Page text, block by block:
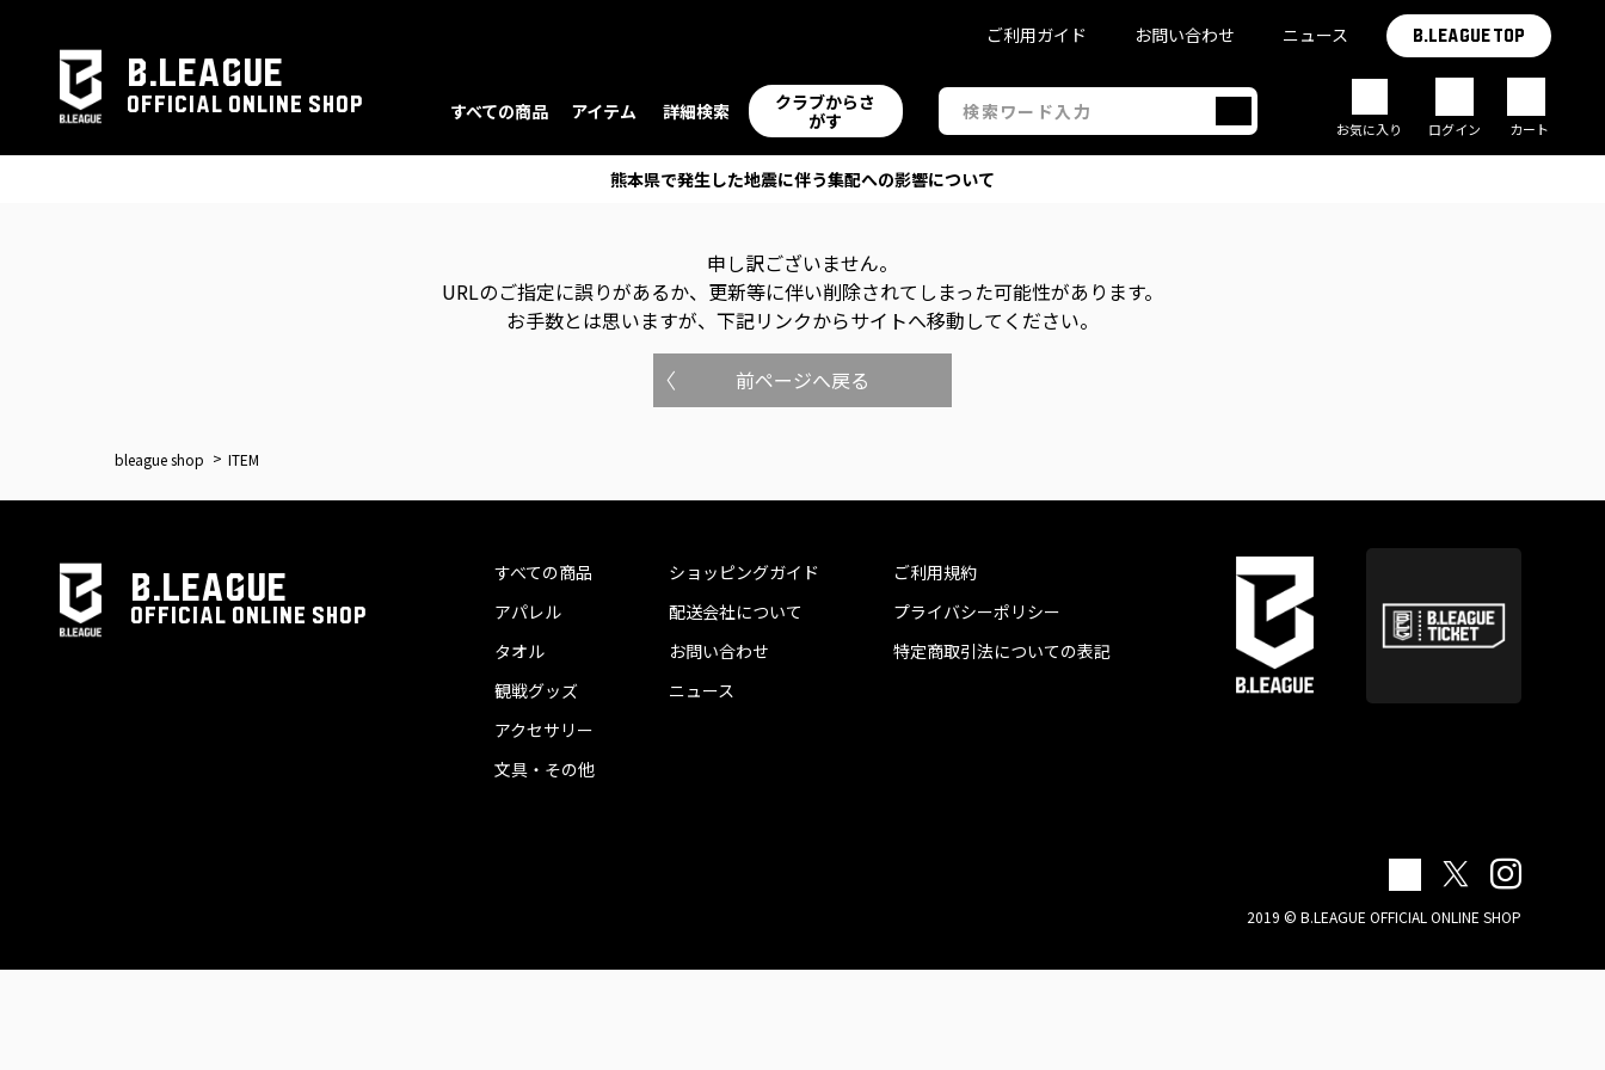
B.LEAGUE
OFFICIAL ONLINE SHOP すべての商品 アイテム 詳細検索
クラブからさ
がす
ご利用ガイド お問い合わせ ニュース B.LEAGUE TOP
お気に入り ログイン カート
熊本県で発生した地震に伴う集配への影響について
申し訳ございません。
URLのご指定に誤りがあるか、更新等に伴い削除されてしまった可能性があります。
お手数とは思いますが、下記リンクからサイトへ移動してください。
前ページへ戻る
bleague shop ITEM
B.LEAGUE
OFFICIAL ONLINE SHOP
すべての商品
アパレル
タオル
観戦グッズ
アクセサリー
文具・その他
ショッピングガイド
配送会社について
お問い合わせ
ニュース
ご利用規約
プライバシーポリシー
特定商取引法についての表記
2019 © B.LEAGUE OFFICIAL ONLINE SHOP